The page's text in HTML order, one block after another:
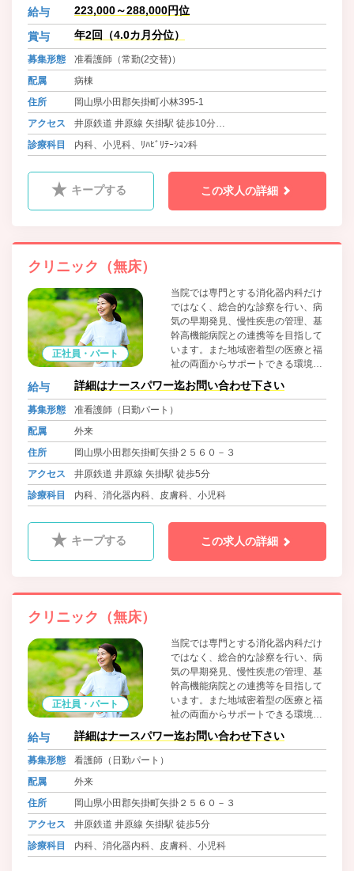
給与 223,000～288,000円位
賞与 年2回（4.0カ月分位）
募集形態
准看護師（常勤(2交替)）
配属
病棟
住所
岡山県小田郡矢掛町小林395-1
アクセス
井原鉄道 井原線 矢掛駅 徒歩10分
バス 地域福祉バス 農協矢掛支店 徒歩2分
診療科目 内科、小児科、ﾘﾊﾋﾞﾘﾃｰｼｮﾝ科
キープする この求人の詳細
クリニック（無床）
正社員・パート
当院では専門とする消化器内科だけ
ではなく、総合的な診察を行い、病
気の早期発見、慢性疾患の管理、基
幹高機能病院との連携等を目指して
います。また地域密着型の医療と福
祉の両面からサポートできる環境と
サービス提供を目標とし、各種予防
接種をはじめとして、小児から高齢
者まで幅広く対応をしています。
給与 詳細はナースパワー迄お問い合わせ下さい
募集形態
准看護師（日勤パート）
配属
外来
住所
岡山県小田郡矢掛町矢掛２５６０－３
アクセス
井原鉄道 井原線 矢掛駅 徒歩5分
診療科目
内科、消化器内科、皮膚科、小児科
キープする この求人の詳細
クリニック（無床）
正社員・パート
当院では専門とする消化器内科だけ
ではなく、総合的な診察を行い、病
気の早期発見、慢性疾患の管理、基
幹高機能病院との連携等を目指して
います。また地域密着型の医療と福
祉の両面からサポートできる環境と
サービス提供を目標とし、各種予防
接種をはじめとして、小児から高齢
給与 詳細はナースパワー迄お問い合わせ下さい
募集形態
看護師（日勤パート）
配属
外来
住所
岡山県小田郡矢掛町矢掛２５６０－３
アクセス
井原鉄道 井原線 矢掛駅 徒歩5分
診療科目
内科、消化器内科、皮膚科、小児科